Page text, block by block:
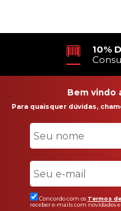
10%
Bem vindo
Para quaisquer dúvidas,
Concordo com os Termos
receber e-mails com novidades e